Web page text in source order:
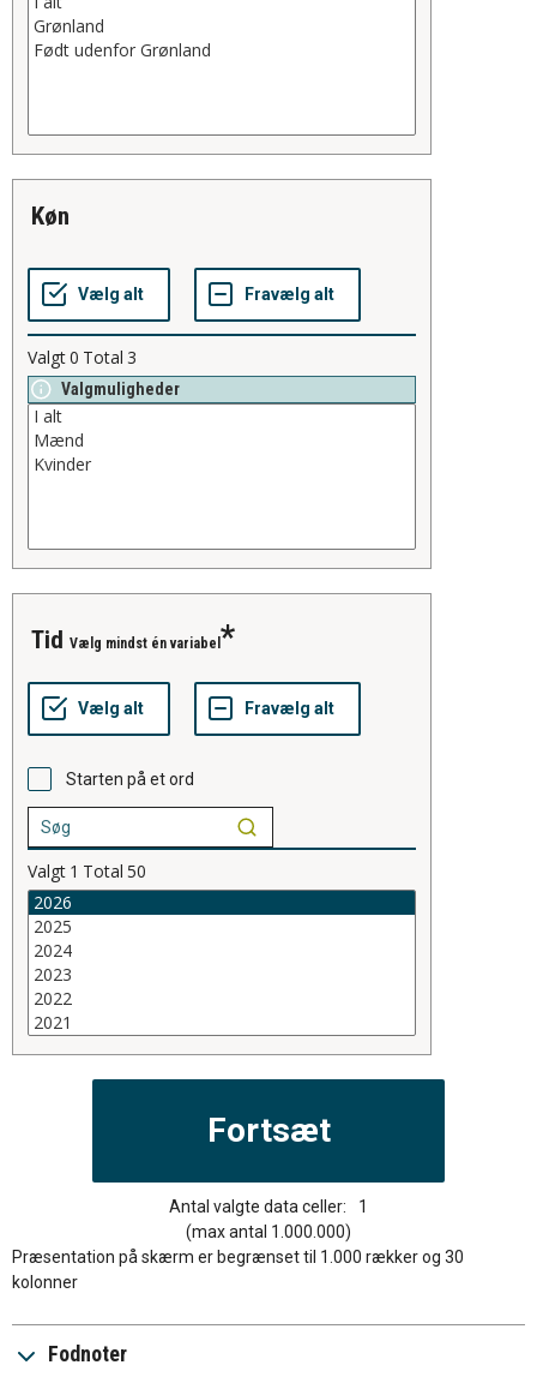
køn
Valgt0 Total 3
Valgmuligheder
tid Vælg mindst én variabel
Starten på et ord
Valgt 1 Total 50
Antal valgte data celler:
1
(max antal 1.000.000)
Præsentation på skærm er begrænset til 1.000 rækker og 30
kolonner
Fodnoter